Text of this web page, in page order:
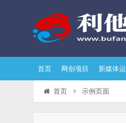
首页 网创项目 新媒体
首页 示例页面